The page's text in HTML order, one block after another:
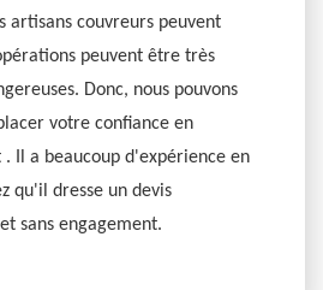
artisans couvreurs peuvent
peuvent être très
Donc, nous pouvons
votre confiance en
. Il a beaucoup d'expérience en
qu'il dresse un devis
sans engagement.